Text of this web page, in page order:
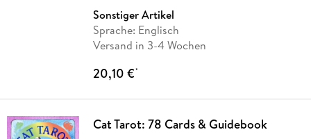
Sonstiger Artikel
Sprache: Englisch
Versand in 3-4 Wochen
20,10 €*
Cat Tarot: 78 Cards & Guidebook